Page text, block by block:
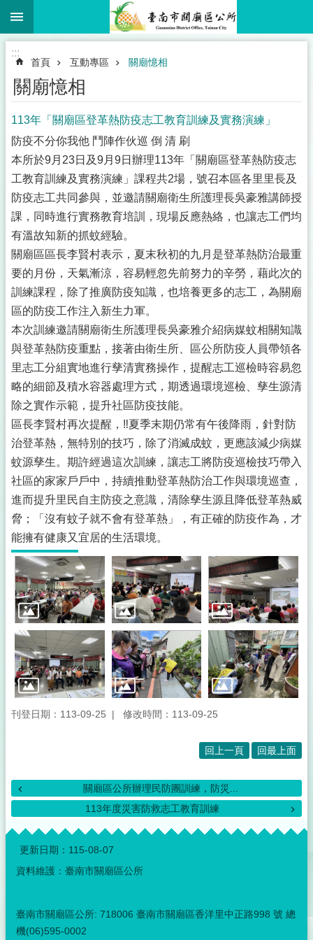
跳到主要內容區塊
搜
尋
階
搜
市
民
卡
專
區
認
識
關
廟
所
介
紹
登
革
熱
防
治
專
區
及
防
注
射
疫
苗
接
種
便
民
服
務
鄰
走
資
訊
公
開
開
關
:::
首頁 互動專區 關廟憶相
關廟憶相
113年「關廟區登革熱防疫志工教育訓練及實務演練」
防疫不分你我他 鬥陣作伙巡 倒 清 刷
本所於9月23日及9月9日辦理113年「關廟區登革熱防疫志
工教育訓練及實務演練」課程共2場，號召本區各里里長及
防疫志工共同參與，並邀請關廟衛生所護理長吳豪雅講師授
課，同時進行實務教育培訓，現場反應熱絡，也讓志工們均
有溫故知新的抓蚊經驗。
關廟區區長李賢村表示，夏末秋初的九月是登革熱防治最重
要的月份，天氣漸涼，容易輕忽先前努力的辛勞，藉此次的
訓練課程，除了推廣防疫知識，也培養更多的志工，為關廟
區的防疫工作注入新生力軍。
本次訓練邀請關廟衛生所護理長吳豪雅介紹病媒蚊相關知識
與登革熱防疫重點，接著由衛生所、區公所防疫人員帶領各
里志工分組實地進行孳清實務操作，提醒志工巡檢時容易忽
略的細節及積水容器處理方式，期透過環境巡檢、孳生源清
除之實作示範，提升社區防疫技能。
區長李賢村再次提醒，‼️夏季末期仍常有午後降雨，針對防
治登革熱，無特別的技巧，除了消滅成蚊，更應該減少病媒
蚊源孳生。期許經過這次訓練，讓志工將防疫巡檢技巧帶入
社區的家家戶戶中，持續推動登革熱防治工作與環境巡查，
進而提升里民自主防疫之意識，清除孳生源且降低登革熱威
脅；「沒有蚊子就不會有登革熱」，有正確的防疫作為，才
能擁有健康又宜居的生活環境。
刊登日期：113-09-25 修改時間：113-09-25
回上一頁 回最上面
關廟區公所辦理民防團訓練，防災...
113年度災害防救志工教育訓練
:::
更新日期： 115-08-07
資料維護：臺南市關廟區公所
臺南市關廟區公所: 718006 臺南市關廟區香洋里中正路998 號 總
機(06)595-0002